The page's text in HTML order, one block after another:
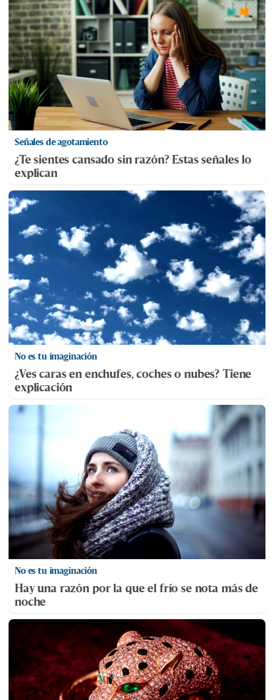
Señales de agotamiento
¿Te sientes cansado sin razón? Estas señales lo
explican
No es tu imaginación
¿Ves caras en enchufes, coches o nubes? Tiene
explicación
No es tu imaginación
Hay una razón por la que el frío se nota más de
noche